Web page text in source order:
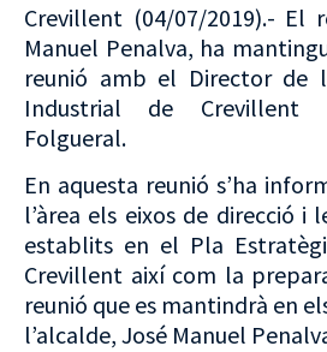
Crevillent (04/07/2019).- El
Manuel Penalva, ha
reunió amb el Director de
Industrial de Crevillent
Folgueral.
En aquesta reunió s’ha
l’àrea els eixos de direcció i
establits en el Pla
Crevillent així com la
reunió que es mantindrà en
l’alcalde, José Manuel